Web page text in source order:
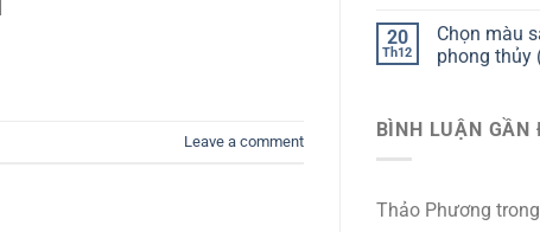
Leave a comment
20
Th12
Chọn màu
phong thủy
BÌNH LUẬN GẦN
Thảo Phương trong